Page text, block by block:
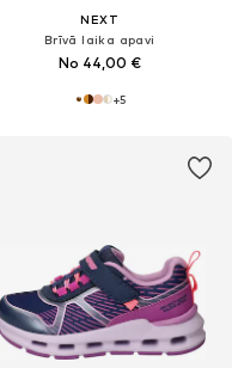
NEXT
Brīvā laika apavi
No 44,00 €
+5